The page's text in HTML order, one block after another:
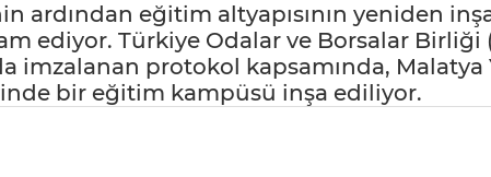
ardından eğitim altyapısının yeniden
ediyor. Türkiye Odalar ve Borsalar Birliği
imzalanan protokol kapsamında,
bir eğitim kampüsü inşa ediliyor.